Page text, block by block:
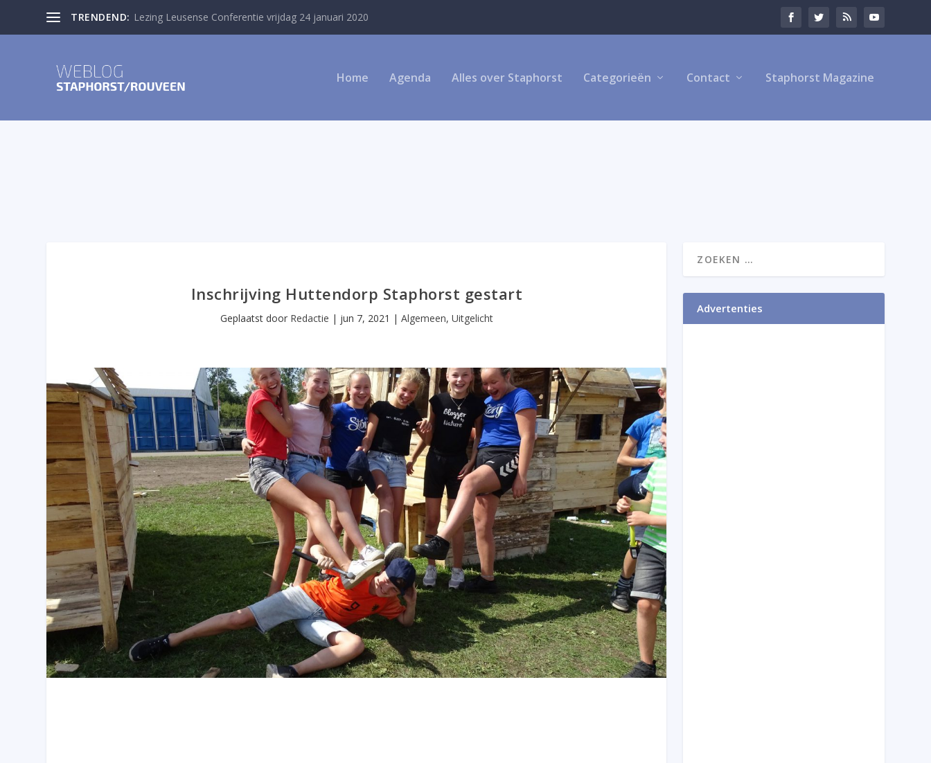
TRENDEND: Lezing Leusense Conferentie vrijdag 24 januari 2020
Home Agenda Alles over Staphorst Categorieën Contact Staphorst Magazine
Inschrijving Huttendorp Staphorst gestart
Geplaatst door Redactie | jun 7, 2021 | Algemeen, Uitgelicht
Advertenties